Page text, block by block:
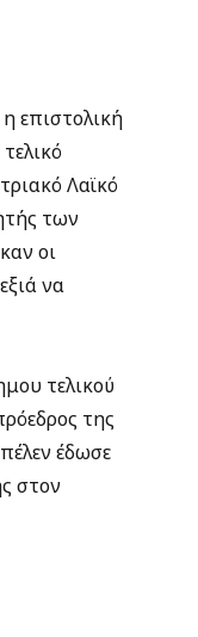
επιστολική
Λαϊκό
των
οι
να
τελικού
της
έδωσε
στον